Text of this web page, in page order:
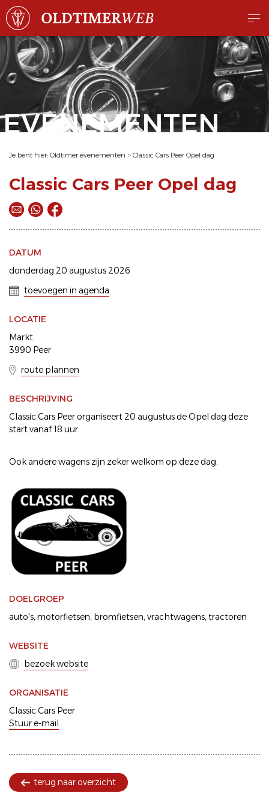
EVENEMENTEN
Je bent hier: Oldtimer evenementen > Classic Cars Peer Opel dag
Classic Cars Peer Opel dag
DATUM
donderdag 20 augustus 2026
toevoegen in agenda
LOCATIE
Markt
3990 Peer
route plannen
BESCHRIJVING
Classic Cars Peer organiseert 20 augustus de Opel dag deze
start vanaf 18 uur.
Ook andere wagens zijn zeker welkom op deze dag.
DOELGROEP
auto's motorfietsen bromfietsen vrachtwagens tractoren
WEBSITE
bezoek website
ORGANISATIE
Classic Cars Peer
Stuur e-mail
terug naar overzicht